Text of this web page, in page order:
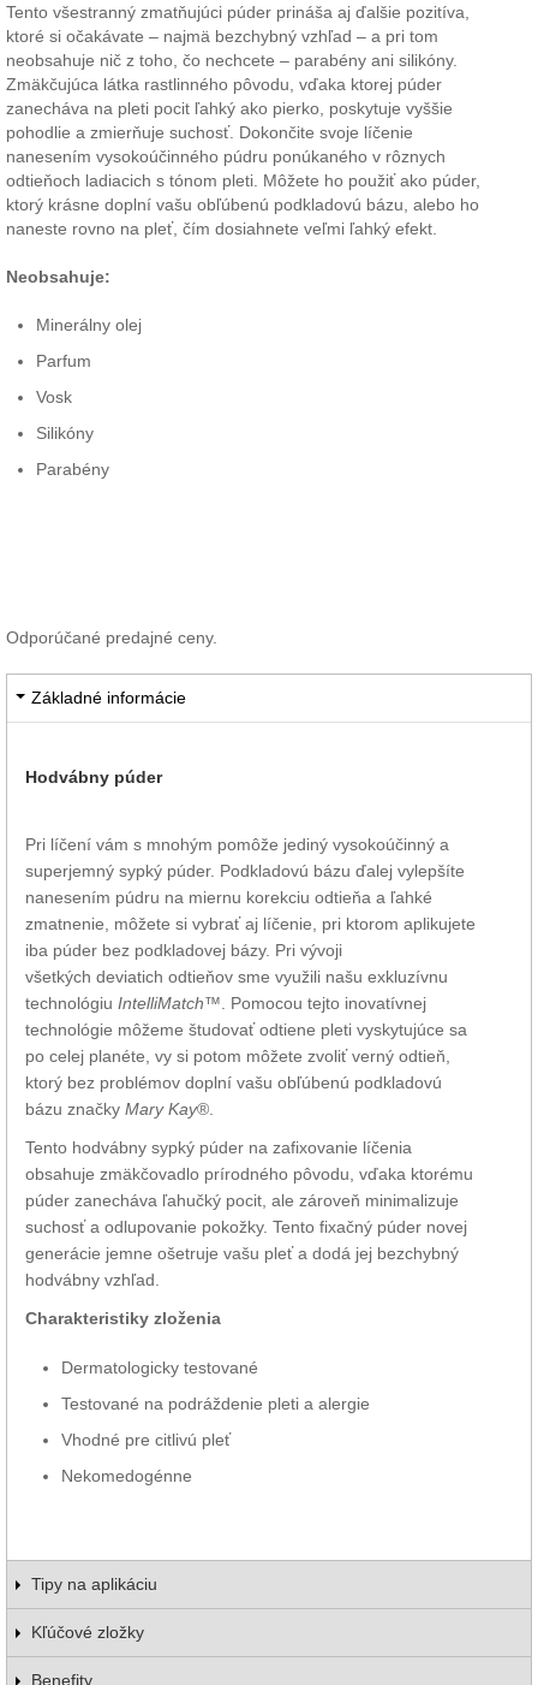
Tento všestranný zmatňujúci púder prináša aj ďalšie pozitíva,
ktoré si očakávate – najmä bezchybný vzhľad – a pri tom
neobsahuje nič z toho, čo nechcete – parabény ani silikóny.
Zmäkčujúca látka rastlinného pôvodu, vďaka ktorej púder
zanecháva na pleti pocit ľahký ako pierko, poskytuje vyššie
pohodlie a zmierňuje suchosť. Dokončite svoje líčenie
nanesením vysokoúčinného púdru ponúkaného v rôznych
odtieňoch ladiacich s tónom pleti. Môžete ho použiť ako púder,
ktorý krásne doplní vašu obľúbenú podkladovú bázu, alebo ho
naneste rovno na pleť, čím dosiahnete veľmi ľahký efekt.
Neobsahuje:
Minerálny olej
Parfum
Vosk
Silikóny
Parabény
Odporúčané predajné ceny.
Základné informácie
Hodvábny púder
Pri líčení vám s mnohým pomôže jediný vysokoúčinný a
superjemný sypký púder. Podkladovú bázu ďalej vylepšíte
nanesením púdru na miernu korekciu odtieňa a ľahké
zmatnenie, môžete si vybrať aj líčenie, pri ktorom aplikujete
iba púder bez podkladovej bázy. Pri vývoji
všetkých deviatich odtieňov sme využili našu exkluzívnu
technológiu IntelliMatch™. Pomocou tejto inovatívnej
technológie môžeme študovať odtiene pleti vyskytujúce sa
po celej planéte, vy si potom môžete zvoliť verný odtieň,
ktorý bez problémov doplní vašu obľúbenú podkladovú
bázu značky Mary Kay®.
Tento hodvábny sypký púder na zafixovanie líčenia
obsahuje zmäkčovadlo prírodného pôvodu, vďaka ktorému
púder zanecháva ľahučký pocit, ale zároveň minimalizuje
suchosť a odlupovanie pokožky. Tento fixačný púder novej
generácie jemne ošetruje vašu pleť a dodá jej bezchybný
hodvábny vzhľad.
Charakteristiky zloženia
Dermatologicky testované
Testované na podráždenie pleti a alergie
Vhodné pre citlivú pleť
Nekomedogénne
Tipy na aplikáciu
Kľúčové zložky
Benefity